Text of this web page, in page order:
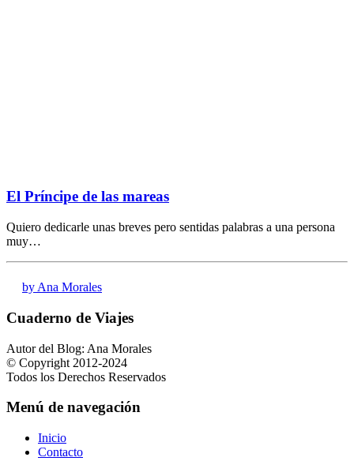
El Príncipe de las mareas
Quiero dedicarle unas breves pero sentidas palabras a una persona
muy…
by Ana Morales
Cuaderno de Viajes
Autor del Blog: Ana Morales
© Copyright 2012-2024
Todos los Derechos Reservados
Menú de navegación
Inicio
Contacto